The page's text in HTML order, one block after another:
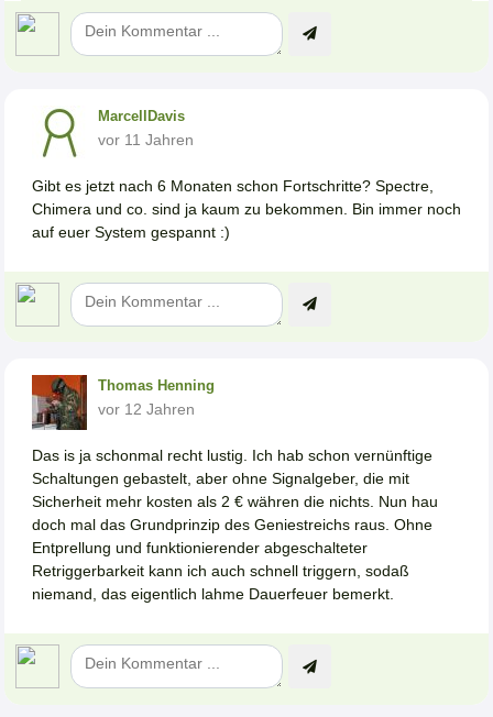
MarcellDavis
vor 11 Jahren
Gibt es jetzt nach 6 Monaten schon Fortschritte? Spectre,
Chimera und co. sind ja kaum zu bekommen. Bin immer noch
auf euer System gespannt :)
Thomas Henning
vor 12 Jahren
Das is ja schonmal recht lustig. Ich hab schon vernünftige
Schaltungen gebastelt, aber ohne Signalgeber, die mit
Sicherheit mehr kosten als 2 € währen die nichts. Nun hau
doch mal das Grundprinzip des Geniestreichs raus. Ohne
Entprellung und funktionierender abgeschalteter
Retriggerbarkeit kann ich auch schnell triggern, sodaß
niemand, das eigentlich lahme Dauerfeuer bemerkt.